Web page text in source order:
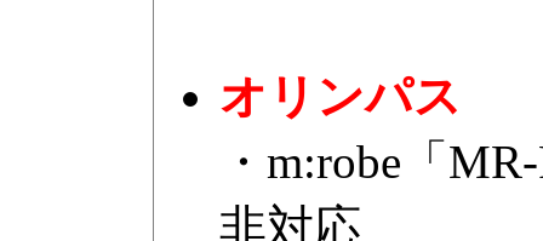
オリンパス
・m:robe「
非対応